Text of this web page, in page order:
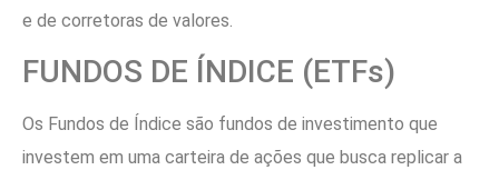
e de corretoras de valores.
FUNDOS DE ÍNDICE (ETFs)
Os Fundos de Índice são fundos de investimento que
investem em uma carteira de ações que busca replicar a